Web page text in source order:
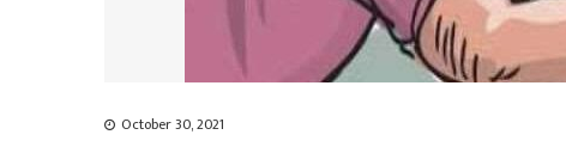
October 30, 2021